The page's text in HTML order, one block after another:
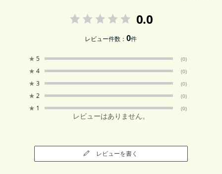
0.0
レビュー件数：0件
★ 5 (0)
★ 4 (0)
★ 3 (0)
★ 2 (0)
★ 1 (0)
レビューはありません。
レビューを書く